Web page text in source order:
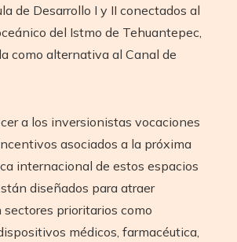
de Desarrollo I y II conectados al
del Istmo de Tehuantepec,
como alternativa al Canal de
a los inversionistas vocaciones
asociados a la próxima
internacional de estos espacios
diseñados para atraer
prioritarios como
médicos, farmacéutica,